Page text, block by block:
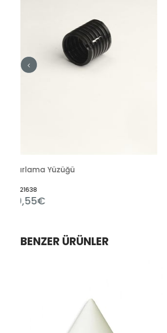
Mezür Polipropilen
4,80€
BENZER ÜRÜNLER